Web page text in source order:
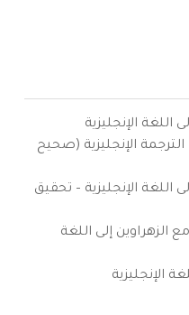
اللغة الإنجليزية
الإنجليزية (صحيح
اللغة الإنجليزية – تحقيق
الزهراوين إلى اللغة
الإنجليزية